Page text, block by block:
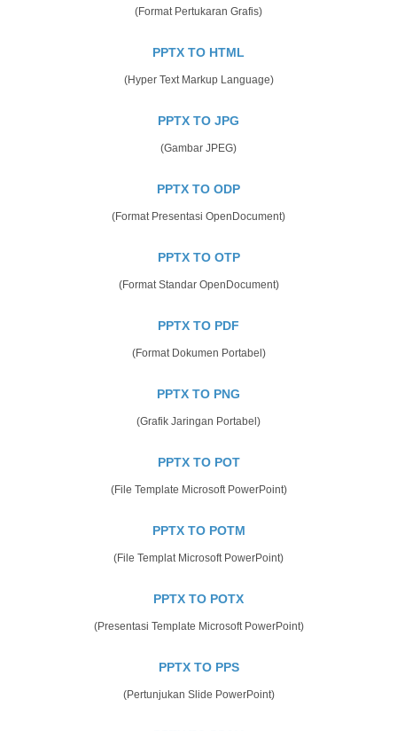
(Format Pertukaran Grafis)
PPTX TO HTML
(Hyper Text Markup Language)
PPTX TO JPG
(Gambar JPEG)
PPTX TO ODP
(Format Presentasi OpenDocument)
PPTX TO OTP
(Format Standar OpenDocument)
PPTX TO PDF
(Format Dokumen Portabel)
PPTX TO PNG
(Grafik Jaringan Portabel)
PPTX TO POT
(File Template Microsoft PowerPoint)
PPTX TO POTM
(File Templat Microsoft PowerPoint)
PPTX TO POTX
(Presentasi Template Microsoft PowerPoint)
PPTX TO PPS
(Pertunjukan Slide PowerPoint)